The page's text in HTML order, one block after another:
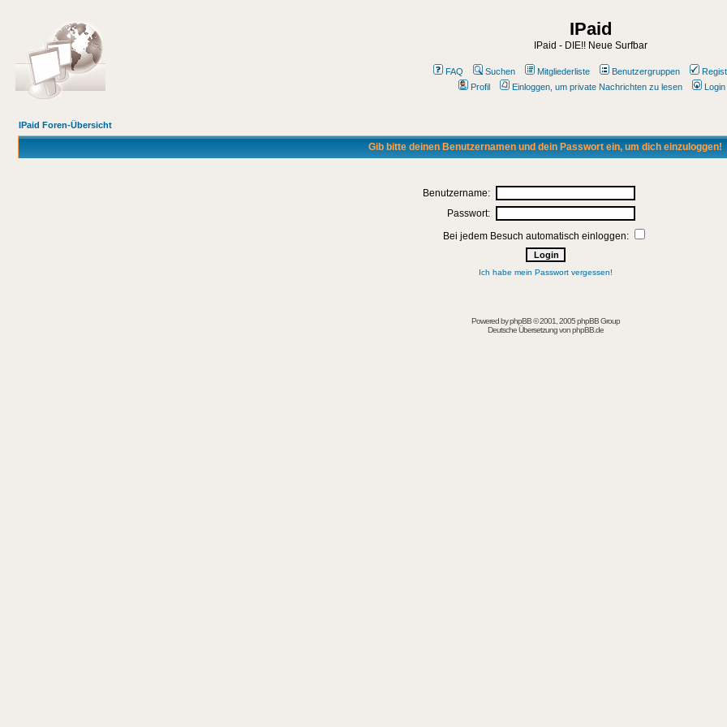
IPaid
IPaid - DIE!! Neue Surfbar
FAQ Suchen Mitgliederliste Benutzergruppen
Profil
Einloggen, um private Nachrichten zu lesen Login
IPaid Foren-Übersicht
Gib bitte deinen Benutzernamen und dein Passwort ein, um dich einzuloggen!
Benutzername:
Passwort:
Bei jedem Besuch automatisch einloggen:
Ich habe mein Passwort vergessen!
Powered byphpBB© 2001, 2005 phpBB Group
Deutsche Übersetzung vonphpBB.de